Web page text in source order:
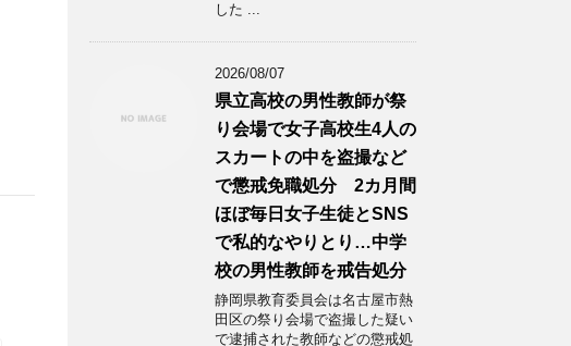
した ...
2026/08/07
県立高校の男性教師が祭
り会場で女子高校生4人の
スカートの中を盗撮など
で懲戒免職処分 2カ月間
ほぼ毎日女子生徒とSNS
で私的なやりとり…中学
校の男性教師を戒告処分
静岡県教育委員会は名古屋市熱
田区の祭り会場で盗撮した疑い
で逮捕された教師などの懲戒処